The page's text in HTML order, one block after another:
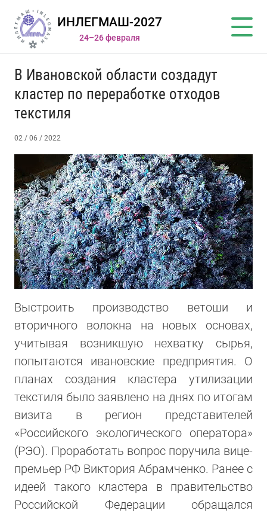
ИНЛЕГМАШ-2027
24–26 февраля
В Ивановской области создадут
кластер по переработке отходов
текстиля
02 / 06 / 2022
Выстроить производство ветоши и
вторичного волокна на новых основах,
учитывая возникшую нехватку сырья,
попытаются ивановские предприятия. О
планах создания кластера утилизации
текстиля было заявлено на днях по итогам
визита в регион представителей
«Российского экологического оператора»
(РЭО). Проработать вопрос поручила вице-
премьер РФ Виктория Абрамченко. Ранее с
идеей такого кластера в правительство
Российской Федерации обращался